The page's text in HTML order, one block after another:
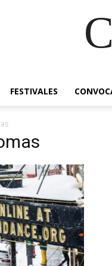
FESTIVALES